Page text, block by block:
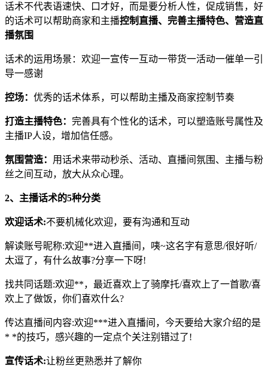
话术不代表语速快、口才好，而是要分析人性，促成销售，好
的话术可以帮助商家和主播控制直播、完善主播特色、营造直
播氛围
话术的运用场景：欢迎一宣传一互动一带货一活动一催单一引
导一感谢
控场： 优秀的话术体系，可以帮助主播及商家控制节奏
打造主播特色： 完善具有个性化的话术，可以塑造账号属性及
主播IP人设，增加信任感。
氛围营造： 用话术来带动秒杀、活动、直播间氛围、主播与粉
丝之间互动，放大从众心理。
2、主播话术的5种分类
欢迎话术:不要机械化欢迎，要有沟通和互动
解读账号昵称:欢迎**进入直播间，咦~这名字有意思/很好听/
太逗了，有什么故事?分享一下呀!
找共同话题:欢迎**，最近喜欢上了骑摩托/喜欢上了一首歌/喜
欢上了做饭，你们喜欢什么?
传达直播间内容:欢迎***进入直播间，今天要给大家介绍的是
* *的技巧，感兴趣的一定点个关注别错过了!
宣传话术:让粉丝更熟悉并了解你